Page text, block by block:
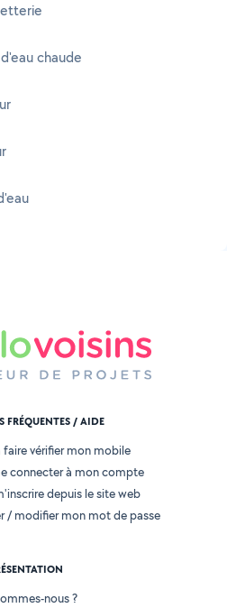
chaude
FRÉQUENTES / AIDE
faire vérifier mon mobile
connecter à mon compte
depuis le site web
/ modifier mon mot de passe
nous ?